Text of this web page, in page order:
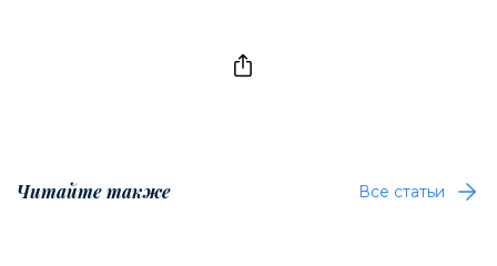
Читайте также Все статьи